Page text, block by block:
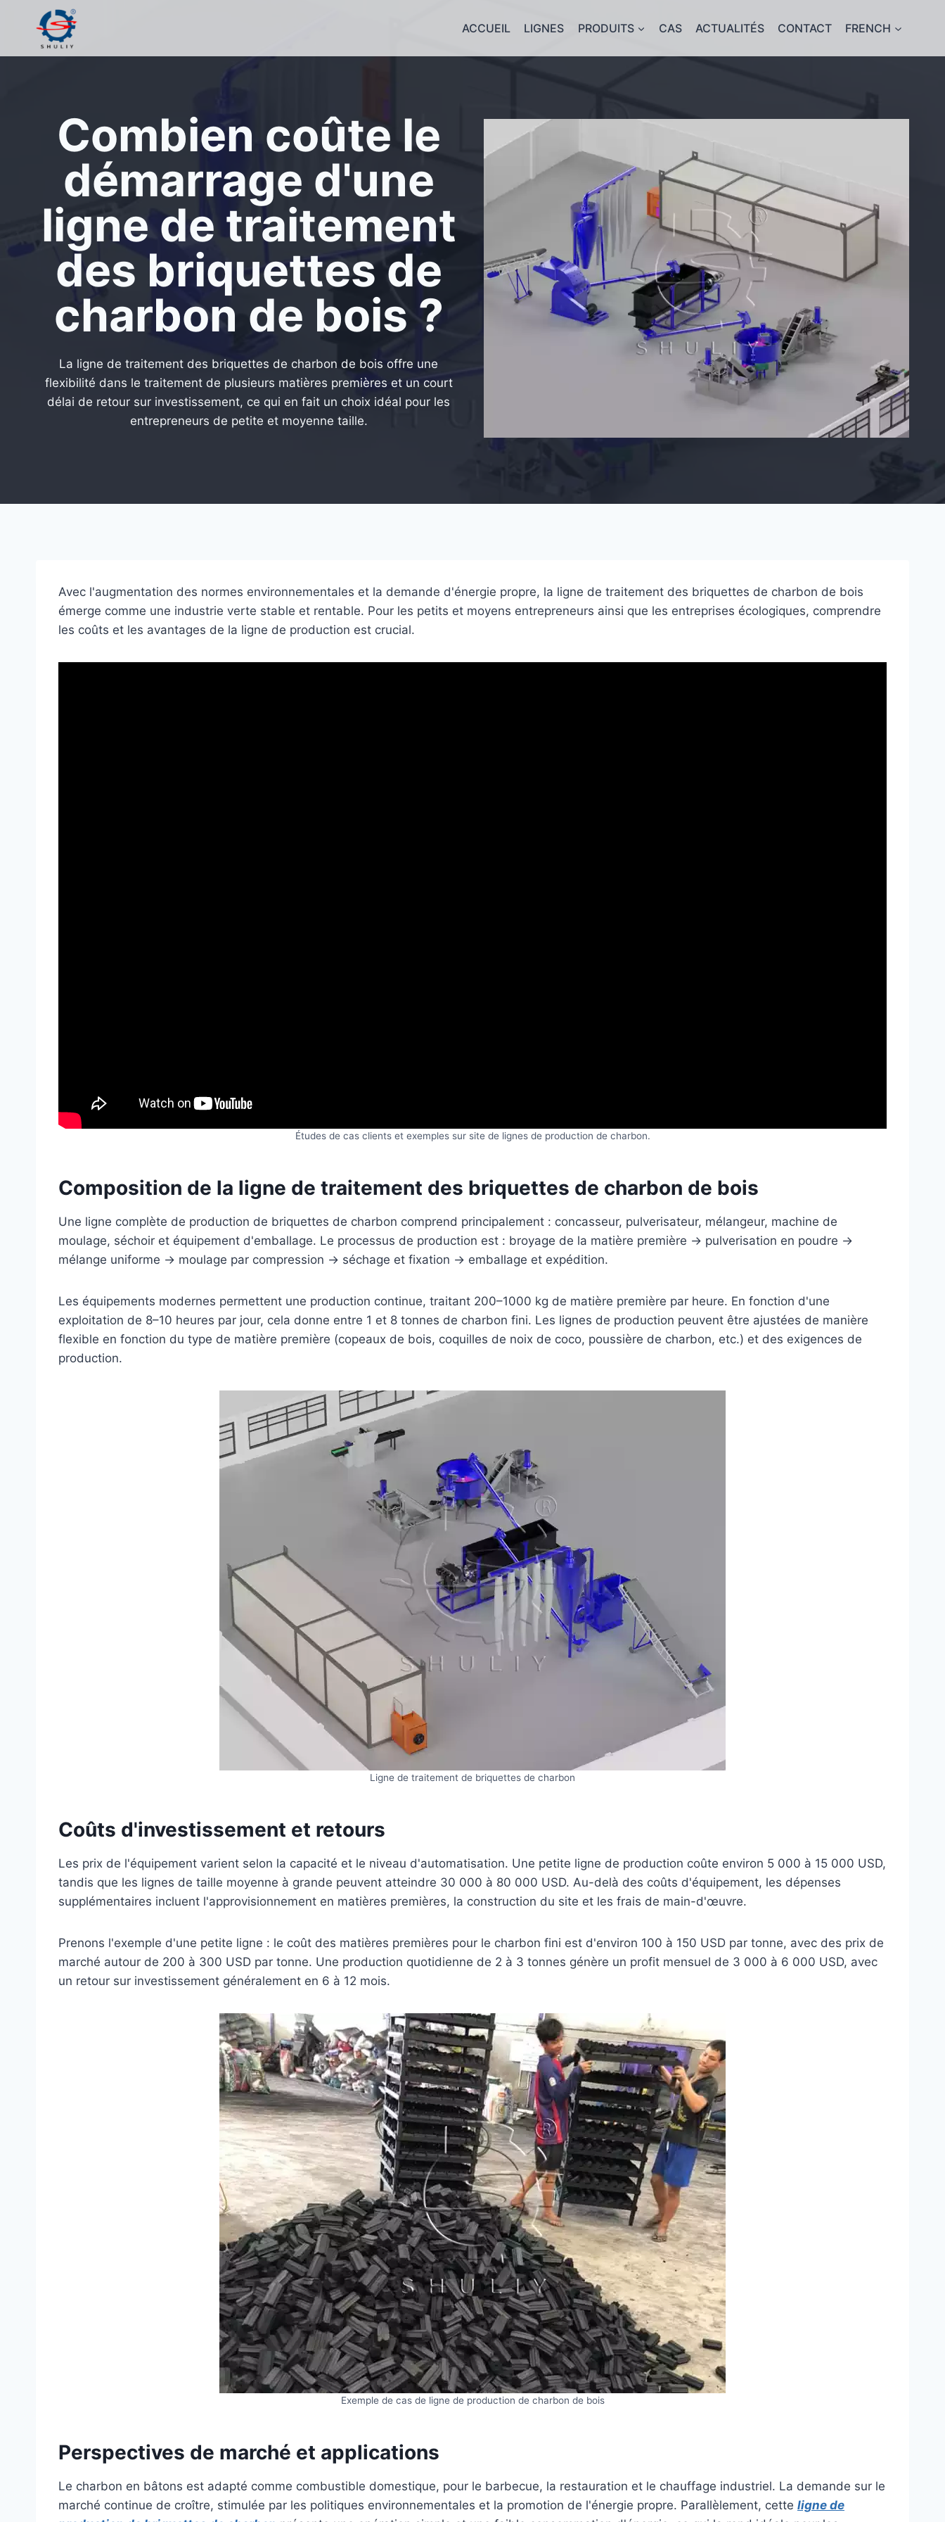
contenu
ACCUEIL LIGNES PRODUITS CAS ACTUALITÉS CONTACT FRENCH
Combien coûte le
démarrage d'une
ligne de traitement
des briquettes de
charbon de bois ?
La ligne de traitement des briquettes de charbon de bois offre une
flexibilité dans le traitement de plusieurs matières premières et un court
délai de retour sur investissement, ce qui en fait un choix idéal pour les
entrepreneurs de petite et moyenne taille.
Avec l'augmentation des normes environnementales et la demande d'énergie propre, la ligne de traitement des briquettes de charbon de bois
émerge comme une industrie verte stable et rentable. Pour les petits et moyens entrepreneurs ainsi que les entreprises écologiques, comprendre
les coûts et les avantages de la ligne de production est crucial.
Études de cas clients et exemples sur site de lignes de production de charbon.
Composition de la ligne de traitement des briquettes de charbon de bois
Une ligne complète de production de briquettes de charbon comprend principalement : concasseur, pulverisateur, mélangeur, machine de
moulage, séchoir et équipement d'emballage. Le processus de production est : broyage de la matière première → pulverisation en poudre →
mélange uniforme → moulage par compression → séchage et fixation → emballage et expédition.
Les équipements modernes permettent une production continue, traitant 200–1000 kg de matière première par heure. En fonction d'une
exploitation de 8–10 heures par jour, cela donne entre 1 et 8 tonnes de charbon fini. Les lignes de production peuvent être ajustées de manière
flexible en fonction du type de matière première (copeaux de bois, coquilles de noix de coco, poussière de charbon, etc.) et des exigences de
production.
Ligne de traitement de briquettes de charbon
Coûts d'investissement et retours
Les prix de l'équipement varient selon la capacité et le niveau d'automatisation. Une petite ligne de production coûte environ 5 000 à 15 000 USD,
tandis que les lignes de taille moyenne à grande peuvent atteindre 30 000 à 80 000 USD. Au-delà des coûts d'équipement, les dépenses
supplémentaires incluent l'approvisionnement en matières premières, la construction du site et les frais de main-d'œuvre.
Prenons l'exemple d'une petite ligne : le coût des matières premières pour le charbon fini est d'environ 100 à 150 USD par tonne, avec des prix de
marché autour de 200 à 300 USD par tonne. Une production quotidienne de 2 à 3 tonnes génère un profit mensuel de 3 000 à 6 000 USD, avec
un retour sur investissement généralement en 6 à 12 mois.
Exemple de cas de ligne de production de charbon de bois
Perspectives de marché et applications
Le charbon en bâtons est adapté comme combustible domestique, pour le barbecue, la restauration et le chauffage industriel. La demande sur le
marché continue de croître, stimulée par les politiques environnementales et la promotion de l'énergie propre. Parallèlement, cette ligne de